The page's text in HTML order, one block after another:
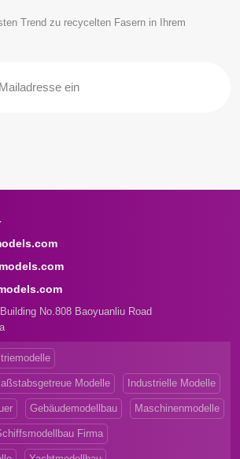
Trend zu recycelten Fasern in Ihrem
No.808 Baoyuanliu Road
Modelle Industrielle Modelle
Gebäudemodellbau Maschinenmodelle
Firma